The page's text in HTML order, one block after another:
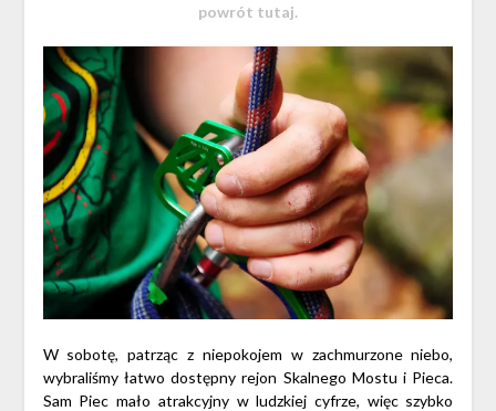
powrót tutaj.
W sobotę, patrząc z niepokojem w zachmurzone niebo,
wybraliśmy łatwo dostępny rejon Skalnego Mostu i Pieca.
Sam Piec mało atrakcyjny w ludzkiej cyfrze, więc szybko